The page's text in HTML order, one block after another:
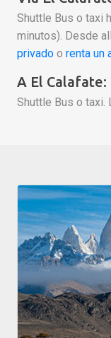
Shuttle Bus o taxi
minutos). Desde
privado o renta un
A El Calafate:
Shuttle Bus o taxi.